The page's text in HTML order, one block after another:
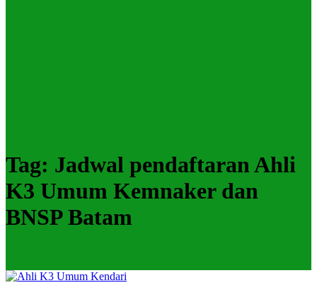
Tag: Jadwal pendaftaran Ahli
K3 Umum Kemnaker dan
BNSP Batam